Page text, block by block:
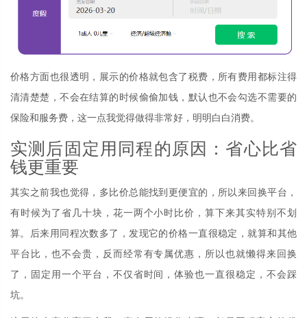
价格方面也很透明，展示的价格就包含了税费，所有费用都标注得
清清楚楚，不会在结算的时候偷偷加钱，默认也不会勾选不需要的
保险和服务费，这一点我觉得做得非常好，明明白白消费。
实测后固定用同程的原因：省心比省
钱更重要
其实之前我也觉得，多比价总能找到更便宜的，所以来回换平台，
有时候为了省几十块，花一两个小时比价，算下来其实特别不划
算。后来用同程次数多了，发现它的价格一直很稳定，就算和其他
平台比，也不会贵，反而经常有专属优惠，所以也就懒得来回换
了，固定用一个平台，不仅省时间，体验也一直很稳定，不会踩
坑。